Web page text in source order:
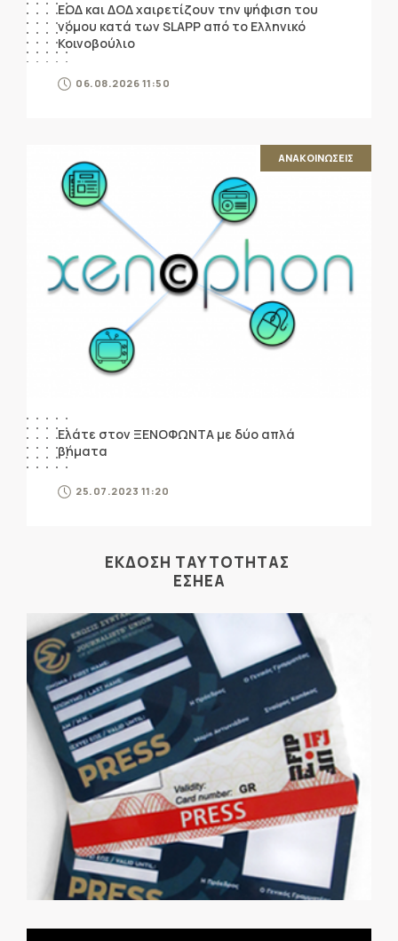
ΕΟΔ και ΔΟΔ χαιρετίζουν την ψήφιση του
νόμου κατά των SLAPP από το Ελληνικό
Κοινοβούλιο
06.08.2026 11:50
ΑΝΑΚΟΙΝΩΣΕΙΣ
Ελάτε στον ΞΕΝΟΦΩΝΤΑ με δύο απλά
βήματα
25.07.2023 11:20
ΕΚΔΟΣΗ ΤΑΥΤΟΤΗΤΑΣ
ΕΣΗΕΑ